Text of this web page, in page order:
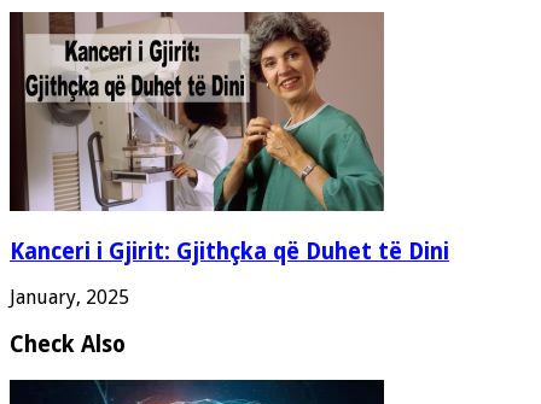
Kanceri i Gjirit: Gjithçka që Duhet të Dini
January, 2025
Check Also